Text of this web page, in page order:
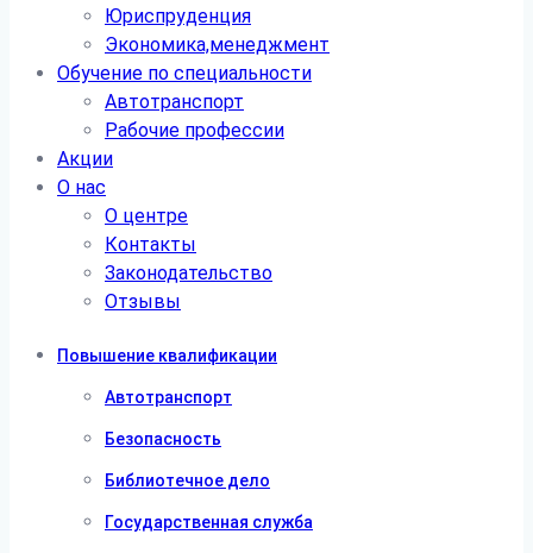
Юриспруденция
Экономика,менеджмент
Обучение по специальности
Автотранспорт
Рабочие профессии
Акции
О нас
О центре
Контакты
Законодательство
Отзывы
Повышение квалификации
Автотранспорт
Безопасность
Библиотечное дело
Государственная служба